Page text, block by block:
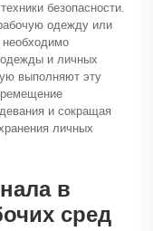
безопасности.
одежду или
одежды и личных
выполняют эту
и сокращая
личных
в
сред